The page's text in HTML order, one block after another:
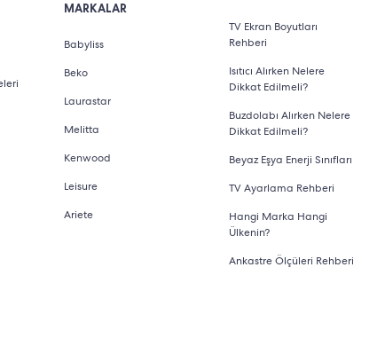
MARKALAR
Babyliss
Beko
Laurastar
Melitta
Kenwood
Leisure
Ariete
TV Ekran Boyutları
Rehberi
Isıtıcı Alırken Nelere
Dikkat Edilmeli?
Buzdolabı Alırken Nelere
Dikkat Edilmeli?
Beyaz Eşya Enerji Sınıfları
TV Ayarlama Rehberi
Hangi Marka Hangi
Ülkenin?
Ankastre Ölçüleri Rehberi